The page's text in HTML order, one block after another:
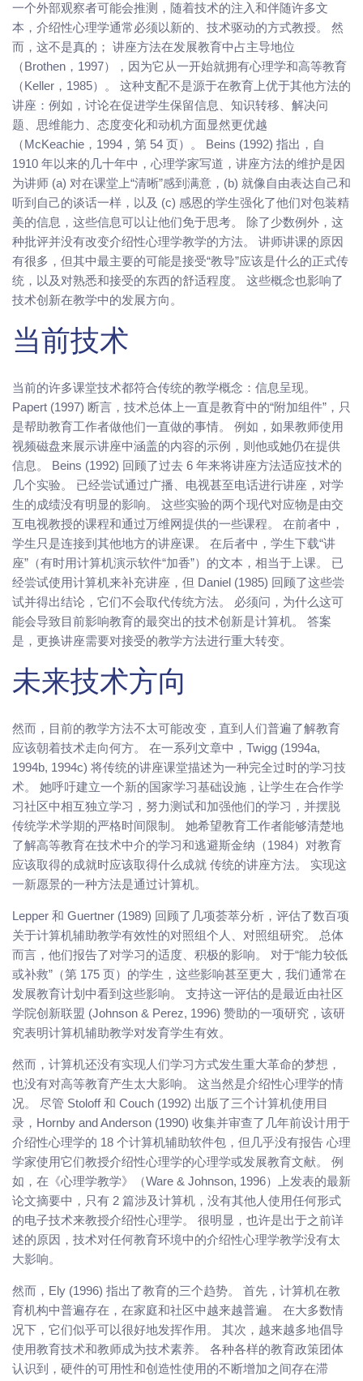
一个外部观察者可能会推测，随着技术的注入和伴随许多文
本，介绍性心理学通常必须以新的、技术驱动的方式教授。 然
而，这不是真的； 讲座方法在发展教育中占主导地位
（Brothen，1997），因为它从一开始就拥有心理学和高等教育
（Keller，1985）。 这种支配不是源于在教育上优于其他方法的
讲座：例如，讨论在促进学生保留信息、知识转移、解决问
题、思维能力、态度变化和动机方面显然更优越
（McKeachie，1994，第 54 页）。 Beins (1992) 指出，自
1910 年以来的几十年中，心理学家写道，讲座方法的维护是因
为讲师 (a) 对在课堂上“清晰”感到满意，(b) 就像自由表达自己和
听到自己的谈话一样，以及 (c) 感恩的学生强化了他们对包装精
美的信息，这些信息可以让他们免于思考。 除了少数例外，这
种批评并没有改变介绍性心理学教学的方法。 讲师讲课的原因
有很多，但其中最主要的可能是接受“教导”应该是什么的正式传
统，以及对熟悉和接受的东西的舒适程度。 这些概念也影响了
技术创新在教学中的发展方向。
当前技术
当前的许多课堂技术都符合传统的教学概念：信息呈现。
Papert (1997) 断言，技术总体上一直是教育中的“附加组件”，只
是帮助教育工作者做他们一直做的事情。 例如，如果教师使用
视频磁盘来展示讲座中涵盖的内容的示例，则他或她仍在提供
信息。 Beins (1992) 回顾了过去 6 年来将讲座方法适应技术的
几个实验。 已经尝试通过广播、电视甚至电话进行讲座，对学
生的成绩没有明显的影响。 这些实验的两个现代对应物是由交
互电视教授的课程和通过万维网提供的一些课程。 在前者中，
学生只是连接到其他地方的讲座课。 在后者中，学生下载“讲
座”（有时用计算机演示软件“加香”）的文本，相当于上课。 已
经尝试使用计算机来补充讲座，但 Daniel (1985) 回顾了这些尝
试并得出结论，它们不会取代传统方法。 必须问，为什么这可
能会导致目前影响教育的最突出的技术创新是计算机。 答案
是，更换讲座需要对接受的教学方法进行重大转变。
未来技术方向
然而，目前的教学方法不太可能改变，直到人们普遍了解教育
应该朝着技术走向何方。 在一系列文章中，Twigg (1994a,
1994b, 1994c) 将传统的讲座课堂描述为一种完全过时的学习技
术。 她呼吁建立一个新的国家学习基础设施，让学生在合作学
习社区中相互独立学习，努力测试和加强他们的学习，并摆脱
传统学术学期的严格时间限制。 她希望教育工作者能够清楚地
了解高等教育在技术中介的学习和逃避斯金纳（1984）对教育
应该取得的成就时应该取得什么成就 传统的讲座方法。 实现这
一新愿景的一种方法是通过计算机。
Lepper 和 Guertner (1989) 回顾了几项荟萃分析，评估了数百项
关于计算机辅助教学有效性的对照组个人、对照组研究。 总体
而言，他们报告了对学习的适度、积极的影响。 对于“能力较低
或补救”（第 175 页）的学生，这些影响甚至更大，我们通常在
发展教育计划中看到这些影响。 支持这一评估的是最近由社区
学院创新联盟 (Johnson & Perez, 1996) 赞助的一项研究，该研
究表明计算机辅助教学对发育学生有效。
然而，计算机还没有实现人们学习方式发生重大革命的梦想，
也没有对高等教育产生太大影响。 这当然是介绍性心理学的情
况。 尽管 Stoloff 和 Couch (1992) 出版了三个计算机使用目
录，Hornby and Anderson (1990) 收集并审查了几年前设计用于
介绍性心理学的 18 个计算机辅助软件包，但几乎没有报告 心理
学家使用它们教授介绍性心理学的心理学或发展教育文献。 例
如，在《心理学教学》（Ware & Johnson, 1996）上发表的最新
论文摘要中，只有 2 篇涉及计算机，没有其他人使用任何形式
的电子技术来教授介绍性心理学。 很明显，也许是出于之前详
述的原因，技术对任何教育环境中的介绍性心理学教学没有太
大影响。
然而，Ely (1996) 指出了教育的三个趋势。 首先，计算机在教
育机构中普遍存在，在家庭和社区中越来越普遍。 在大多数情
况下，它们似乎可以很好地发挥作用。 其次，越来越多地倡导
使用教育技术和教师成为技术素养。 各种各样的教育政策团体
认识到，硬件的可用性和创造性使用的不断增加之间存在滞